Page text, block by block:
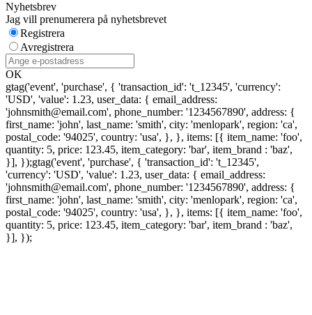
Nyhetsbrev
Jag vill prenumerera på nyhetsbrevet
Registrera
Avregistrera
OK
gtag('event', 'purchase', { 'transaction_id': 't_12345', 'currency':
'USD', 'value': 1.23, user_data: { email_address:
'johnsmith@email.com', phone_number: '1234567890', address: {
first_name: 'john', last_name: 'smith', city: 'menlopark', region: 'ca',
postal_code: '94025', country: 'usa', }, }, items: [{ item_name: 'foo',
quantity: 5, price: 123.45, item_category: 'bar', item_brand : 'baz',
}], });gtag('event', 'purchase', { 'transaction_id': 't_12345',
'currency': 'USD', 'value': 1.23, user_data: { email_address:
'johnsmith@email.com', phone_number: '1234567890', address: {
first_name: 'john', last_name: 'smith', city: 'menlopark', region: 'ca',
postal_code: '94025', country: 'usa', }, }, items: [{ item_name: 'foo',
quantity: 5, price: 123.45, item_category: 'bar', item_brand : 'baz',
}], });